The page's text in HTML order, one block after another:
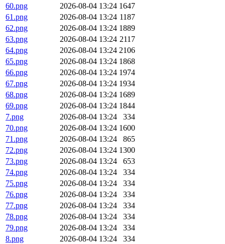
60.png
2026-08-04 13:24 1647
61.png
2026-08-04 13:24 1187
62.png
2026-08-04 13:24 1889
63.png
2026-08-04 13:24 2117
64.png
2026-08-04 13:24 2106
65.png
2026-08-04 13:24 1868
66.png
2026-08-04 13:24 1974
67.png
2026-08-04 13:24 1934
68.png
2026-08-04 13:24 1689
69.png
2026-08-04 13:24 1844
7.png
2026-08-04 13:24
334
70.png
2026-08-04 13:24 1600
71.png
2026-08-04 13:24
865
72.png
2026-08-04 13:24 1300
73.png
2026-08-04 13:24
653
74.png
2026-08-04 13:24
334
75.png
2026-08-04 13:24
334
76.png
2026-08-04 13:24
334
77.png
2026-08-04 13:24
334
78.png
2026-08-04 13:24
334
79.png
2026-08-04 13:24
334
8.png
2026-08-04 13:24
334